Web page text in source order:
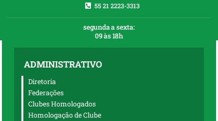
55 21 2223-3313
segunda a sexta:
09 às 18h
ADMINISTRATIVO
Diretoria
Federações
Clubes Homologados
Homologação de Clube